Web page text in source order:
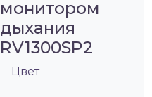
монитором
дыхания
RV1300SP2
Цвет